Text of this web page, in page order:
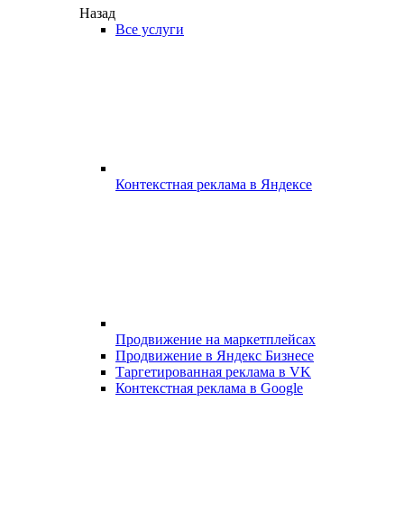
Назад
Все услуги
Контекстная реклама в Яндексе
Продвижение на маркетплейсах
Продвижение в Яндекс Бизнесе
Таргетированная реклама в VK
Контекстная реклама в Google